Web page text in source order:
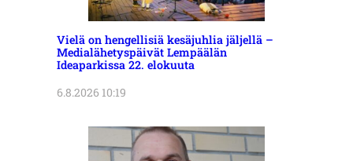
Vielä on hengellisiä kesäjuhlia jäljellä –
Medialähetyspäivät Lempäälän
Ideaparkissa 22. elokuuta
6.8.2026 10:19